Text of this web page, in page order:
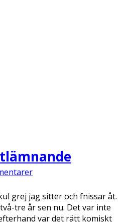
grej jag sitter och fnissar åt.
tre år sen nu. Det var inte
var det rätt komiskt